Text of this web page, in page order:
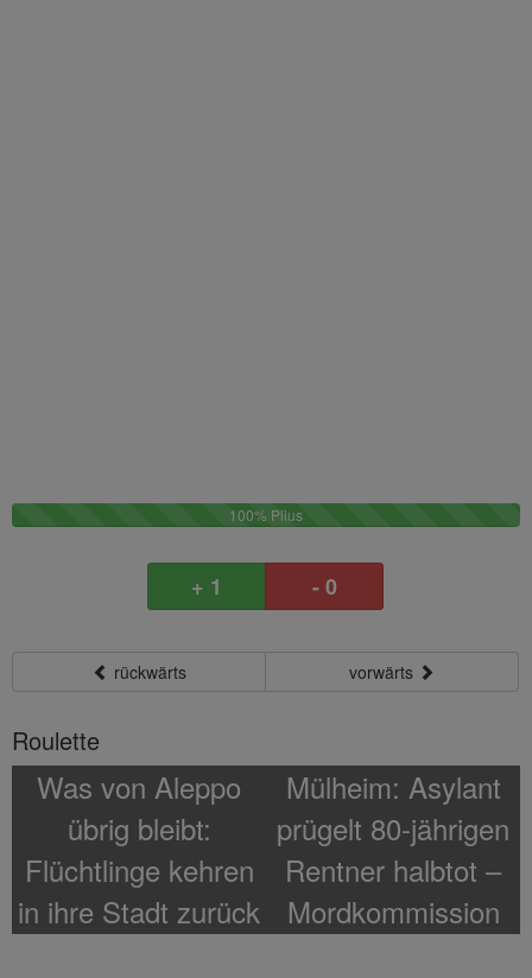
100% Plius100%
+ 1 - 0
rückwärts vorwärts
Roulette
Was von Aleppo
übrig bleibt:
Flüchtlinge kehren
in ihre Stadt zurück
Mülheim: Asylant
prügelt 80-jährigen
Rentner halbtot –
Mordkommission